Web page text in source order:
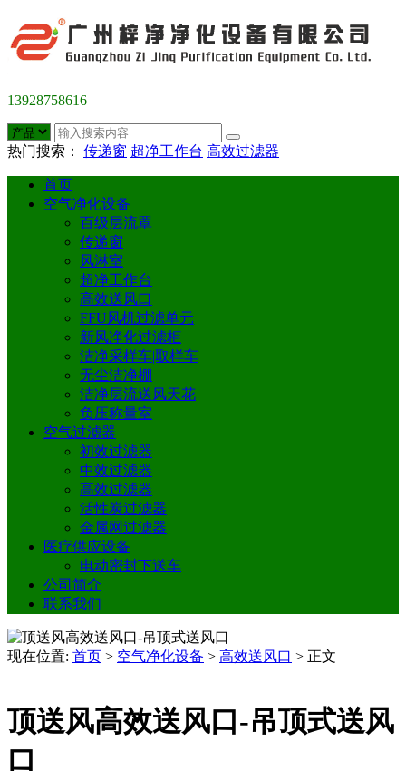
13928758616
热门搜索： 传递窗 超净工作台 高效过滤器
首页
空气净化设备
百级层流罩
传递窗
风淋室
超净工作台
高效送风口
FFU风机过滤单元
新风净化过滤柜
洁净采样车|取样车
无尘洁净棚
洁净层流送风天花
负压称量室
空气过滤器
初效过滤器
中效过滤器
高效过滤器
活性炭过滤器
金属网过滤器
医疗供应设备
电动密封下送车
公司简介
联系我们
现在位置: 首页 > 空气净化设备 > 高效送风口 > 正文
顶送风高效送风口-吊顶式送风
口